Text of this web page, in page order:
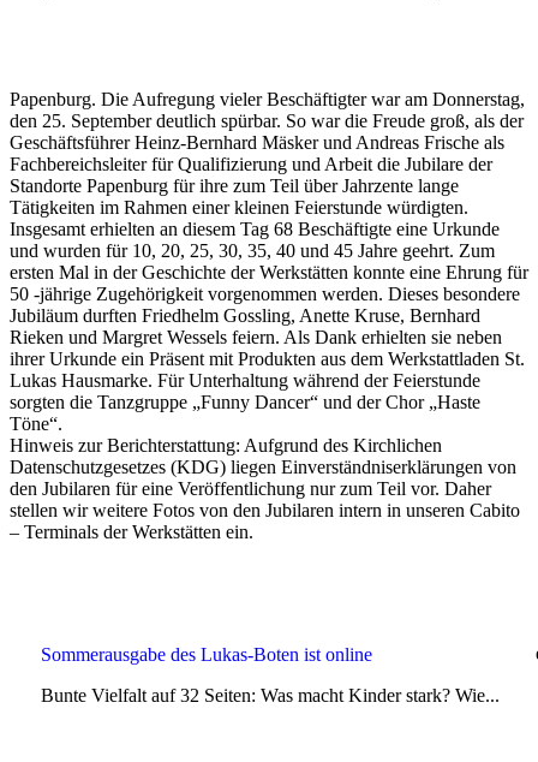
Papenburg. Die Aufregung vieler Beschäftigter war am Donnerstag,
den 25. September deutlich spürbar. So war die Freude groß, als der
Geschäftsführer Heinz-Bernhard Mäsker und Andreas Frische als
Fachbereichsleiter für Qualifizierung und Arbeit die Jubilare der
Standorte Papenburg für ihre zum Teil über Jahrzente lange
Tätigkeiten im Rahmen einer kleinen Feierstunde würdigten.
Insgesamt erhielten an diesem Tag 68 Beschäftigte eine Urkunde
und wurden für 10, 20, 25, 30, 35, 40 und 45 Jahre geehrt. Zum
ersten Mal in der Geschichte der Werkstätten konnte eine Ehrung für
50 -jährige Zugehörigkeit vorgenommen werden. Dieses besondere
Jubiläum durften Friedhelm Gossling, Anette Kruse, Bernhard
Rieken und Margret Wessels feiern. Als Dank erhielten sie neben
ihrer Urkunde ein Präsent mit Produkten aus dem Werkstattladen St.
Lukas Hausmarke. Für Unterhaltung während der Feierstunde
sorgten die Tanzgruppe „Funny Dancer“ und der Chor „Haste
Töne“.
Hinweis zur Berichterstattung: Aufgrund des Kirchlichen
Datenschutzgesetzes (KDG) liegen Einverständniserklärungen von
den Jubilaren für eine Veröffentlichung nur zum Teil vor. Daher
stellen wir weitere Fotos von den Jubilaren intern in unseren Cabito
– Terminals der Werkstätten ein.
Sommerausgabe des Lukas-Boten ist online
Bunte Vielfalt auf 32 Seiten: Was macht Kinder stark? Wie...